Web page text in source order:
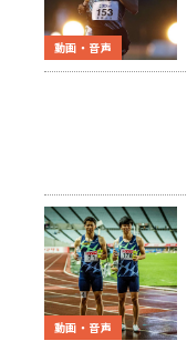
動画・音声
動画・音声